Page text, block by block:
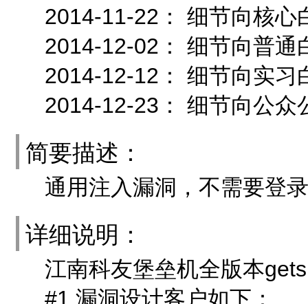
2014-11-22： 细节向核心
2014-12-02： 细节向普通
2014-12-12： 细节向实习
2014-12-23： 细节向公众
简要描述：
通用注入漏洞，不需要登
详细说明：
江南科友堡垒机全版本
#1 漏洞设计客户如下：